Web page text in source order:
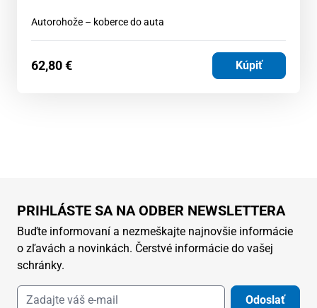
Autorohože – koberce do auta
62,80€ Kúpiť
PRIHLÁSTE SA NA ODBER NEWSLETTERA
Buďte informovaní a nezmeškajte najnovšie informácie
o zľavách a novinkách. Čerstvé informácie do vašej
schránky.
Odoslať